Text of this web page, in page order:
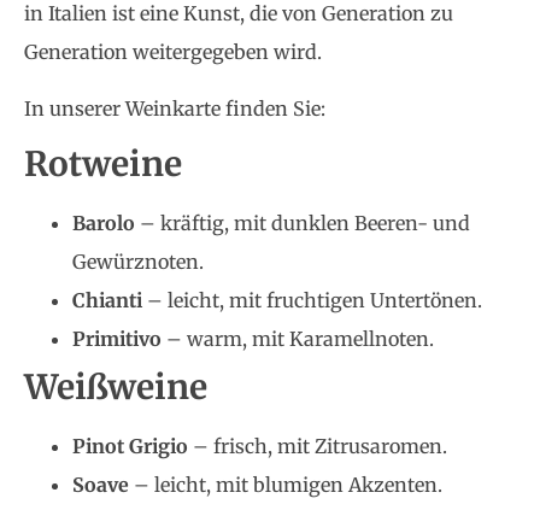
in Italien ist eine Kunst, die von Generation zu
Generation weitergegeben wird.
In unserer Weinkarte finden Sie:
Rotweine
Barolo – kräftig, mit dunklen Beeren- und
Gewürznoten.
Chianti – leicht, mit fruchtigen Untertönen.
Primitivo – warm, mit Karamellnoten.
Weißweine
Pinot Grigio – frisch, mit Zitrusaromen.
Soave – leicht, mit blumigen Akzenten.